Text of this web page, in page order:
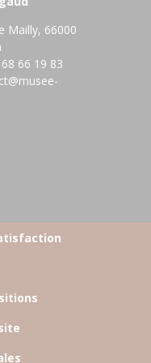
Mailly, 66000
66 19 83